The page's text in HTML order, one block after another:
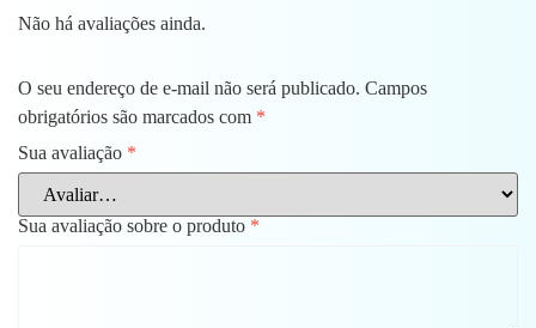
Não há avaliações ainda.
O seu endereço de e-mail não será publicado. Campos
obrigatórios são marcados com *
Sua avaliação *
Sua avaliação sobre o produto *